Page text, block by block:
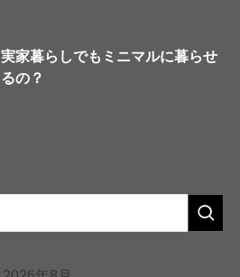
実家暮らしでもミニマルに暮らせ
るの？